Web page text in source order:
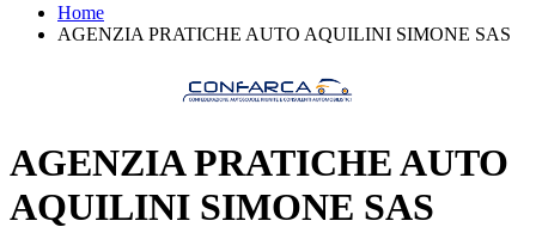
Home
AGENZIA PRATICHE AUTO AQUILINI SIMONE SAS
AGENZIA PRATICHE AUTO
AQUILINI SIMONE SAS